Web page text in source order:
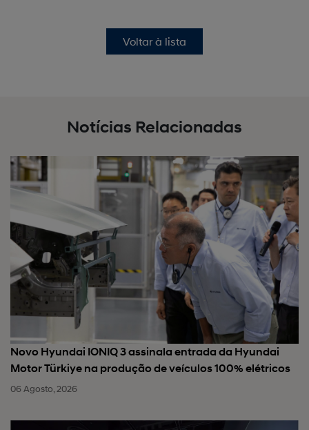
Voltar à lista
Notícias Relacionadas
Novo Hyundai IONIQ 3 assinala entrada da Hyundai
Motor Türkiye na produção de veículos 100% elétricos
06 Agosto, 2026